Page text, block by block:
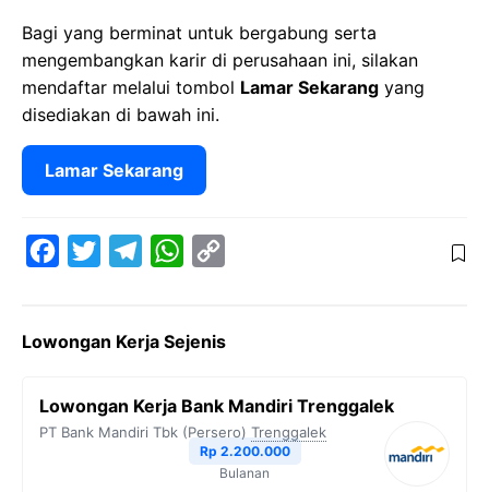
Bagi yang berminat untuk bergabung serta
mengembangkan karir di perusahaan ini, silakan
mendaftar melalui tombol Lamar Sekarang yang
disediakan di bawah ini.
Lamar Sekarang
e
o
t
e
e
r
W
t
A
y
n
k
Lowongan Kerja Sejenis
Lowongan Kerja Bank Mandiri Trenggalek
PT Bank Mandiri Tbk (Persero) Trenggalek
Rp 2.200.000
Bulanan